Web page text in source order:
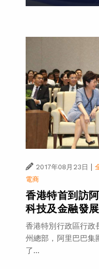
2017年08月23日 |
電商
香港特首到訪
科技及金融發展
香港特別行政區行政
州總部，阿里巴巴集
了...